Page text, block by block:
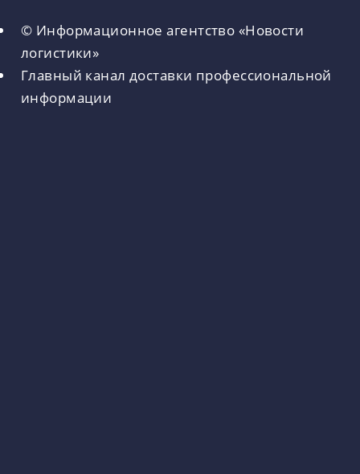
© Информационное агентство «Новости
логистики»
Главный канал доставки профессиональной
информации